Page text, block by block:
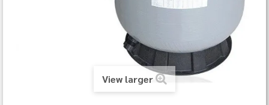
View larger